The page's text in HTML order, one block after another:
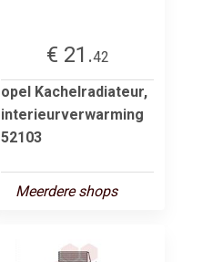
€ 21.42
opel Kachelradiateur,
interieurverwarming
52103
Meerdere shops